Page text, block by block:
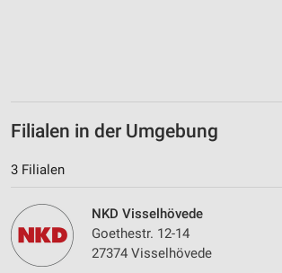
Filialen in der Umgebung
3 Filialen
NKD Visselhövede
Goethestr. 12-14
27374 Visselhövede
Informationen identifizieren
Notwendig
Performance